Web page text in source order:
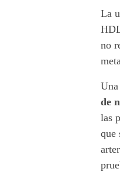
o
c
a
r
d
i
o
La
no
de
las
que